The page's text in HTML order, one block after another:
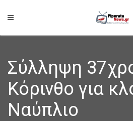
Σύλληψη
Κόρινθο για
Ναύπλιο